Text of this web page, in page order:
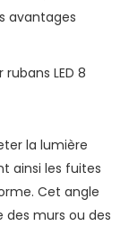
avantages
la lumière
ainsi les fuites
Cet angle
murs ou des